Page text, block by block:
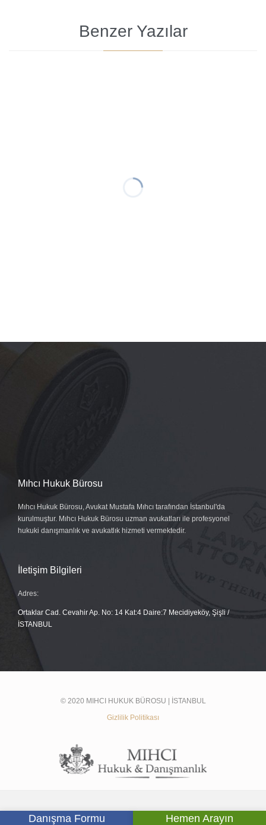
Benzer Yazılar
Danışma Formu Hemen Arayın
Mıhcı Hukuk Bürosu
Mıhcı Hukuk Bürosu, Avukat Mustafa Mıhcı tarafından İstanbul'da
kurulmuştur. Mıhcı Hukuk Bürosu uzman avukatları ile profesyonel
hukuki danışmanlık ve avukatlık hizmeti vermektedir.
İletişim Bilgileri
Adres:
Ortaklar Cad. Cevahir Ap. No: 14 Kat:4 Daire:7 Mecidiyeköy, Şişli /
İSTANBUL
© 2020 MIHCI HUKUK BÜROSU | İSTANBUL
Gizlilik Politikası
SOSYAL MEDYADA BİZ:   